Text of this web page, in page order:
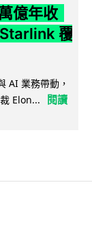
億年收
覆
AI 業務帶動，
Elon...
閱讀